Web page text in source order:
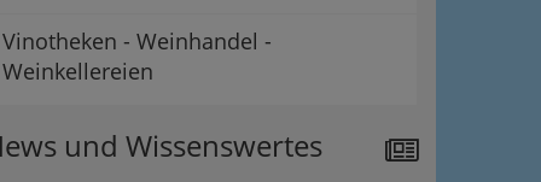
Vinotheken - Weinhandel -
Weinkellereien
und Wissenswertes